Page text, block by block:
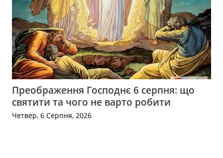
Преображення Господнє 6 серпня: що
святити та чого не варто робити
Четвер, 6 Серпня, 2026